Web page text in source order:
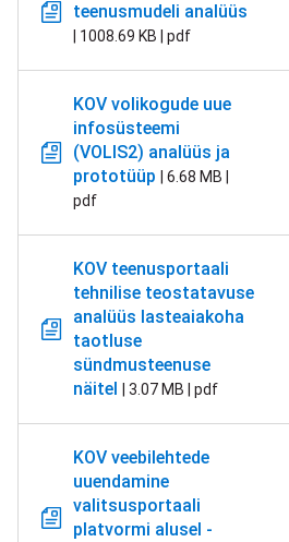
teenusmudeli analüüs
| 1008.69 KB | pdf
KOV volikogude uue
infosüsteemi
(VOLIS2) analüüs ja
prototüüp
| 6.68 MB |
pdf
KOV teenusportaali
tehnilise teostatavuse
analüüs lasteaiakoha
taotluse
sündmusteenuse
näitel
| 3.07 MB | pdf
KOV veebilehtede
uuendamine
valitsusportaali
platvormi alusel -